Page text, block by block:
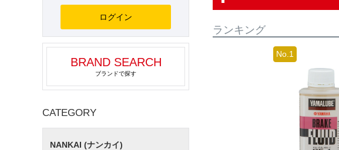
ログイン
BRAND SEARCH
ブランドで探す
CATEGORY
NANKAI (ナンカイ)
ランキング